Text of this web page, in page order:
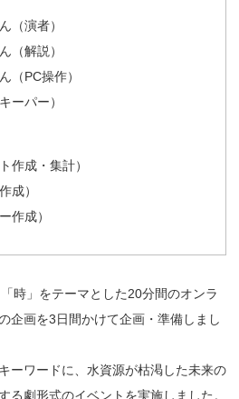
（演者）
（解説）
（PC操作）
ーパー）
作成・集計）
成）
作成）
「時」をテーマとした20分間のオンラ
企画を3日間かけて企画・準備しまし
ーワードに、水資源が枯渇した未来の
る劇形式のイベントを実施しました。